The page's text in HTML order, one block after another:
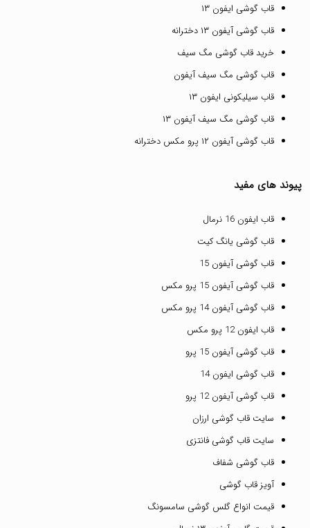
قاب گوشی ایفون ۱۳
قاب گوشی آیفون ۱۳ دخترانه
خرید قاب گوشی مگ سیف
قاب گوشی مگ سیف آیفون
قاب سیلیکونی ایفون ۱۳
قاب گوشی مگ سیف آیفون ۱۳
قاب گوشی آیفون ۱۲ پرو مکس دخترانه
پیوند های مفید
قاب ایفون 16 نرمال
قاب گوشی یانگ کیت
قاب گوشی آیفون 15
قاب گوشی آیفون 15 پرو مکس
قاب گوشی آیفون 14 پرو مکس
قاب ایفون 12 پرو مکس
قاب گوشی آیفون 15 پرو
قاب گوشی ایفون 14
قاب گوشی آیفون 12 پرو
سایت قاب گوشی ارزان
سایت قاب گوشی فانتزی
قاب گوشی شفاف
آویز قاب گوشی
قیمت انواع گلس گوشی سامسونگ